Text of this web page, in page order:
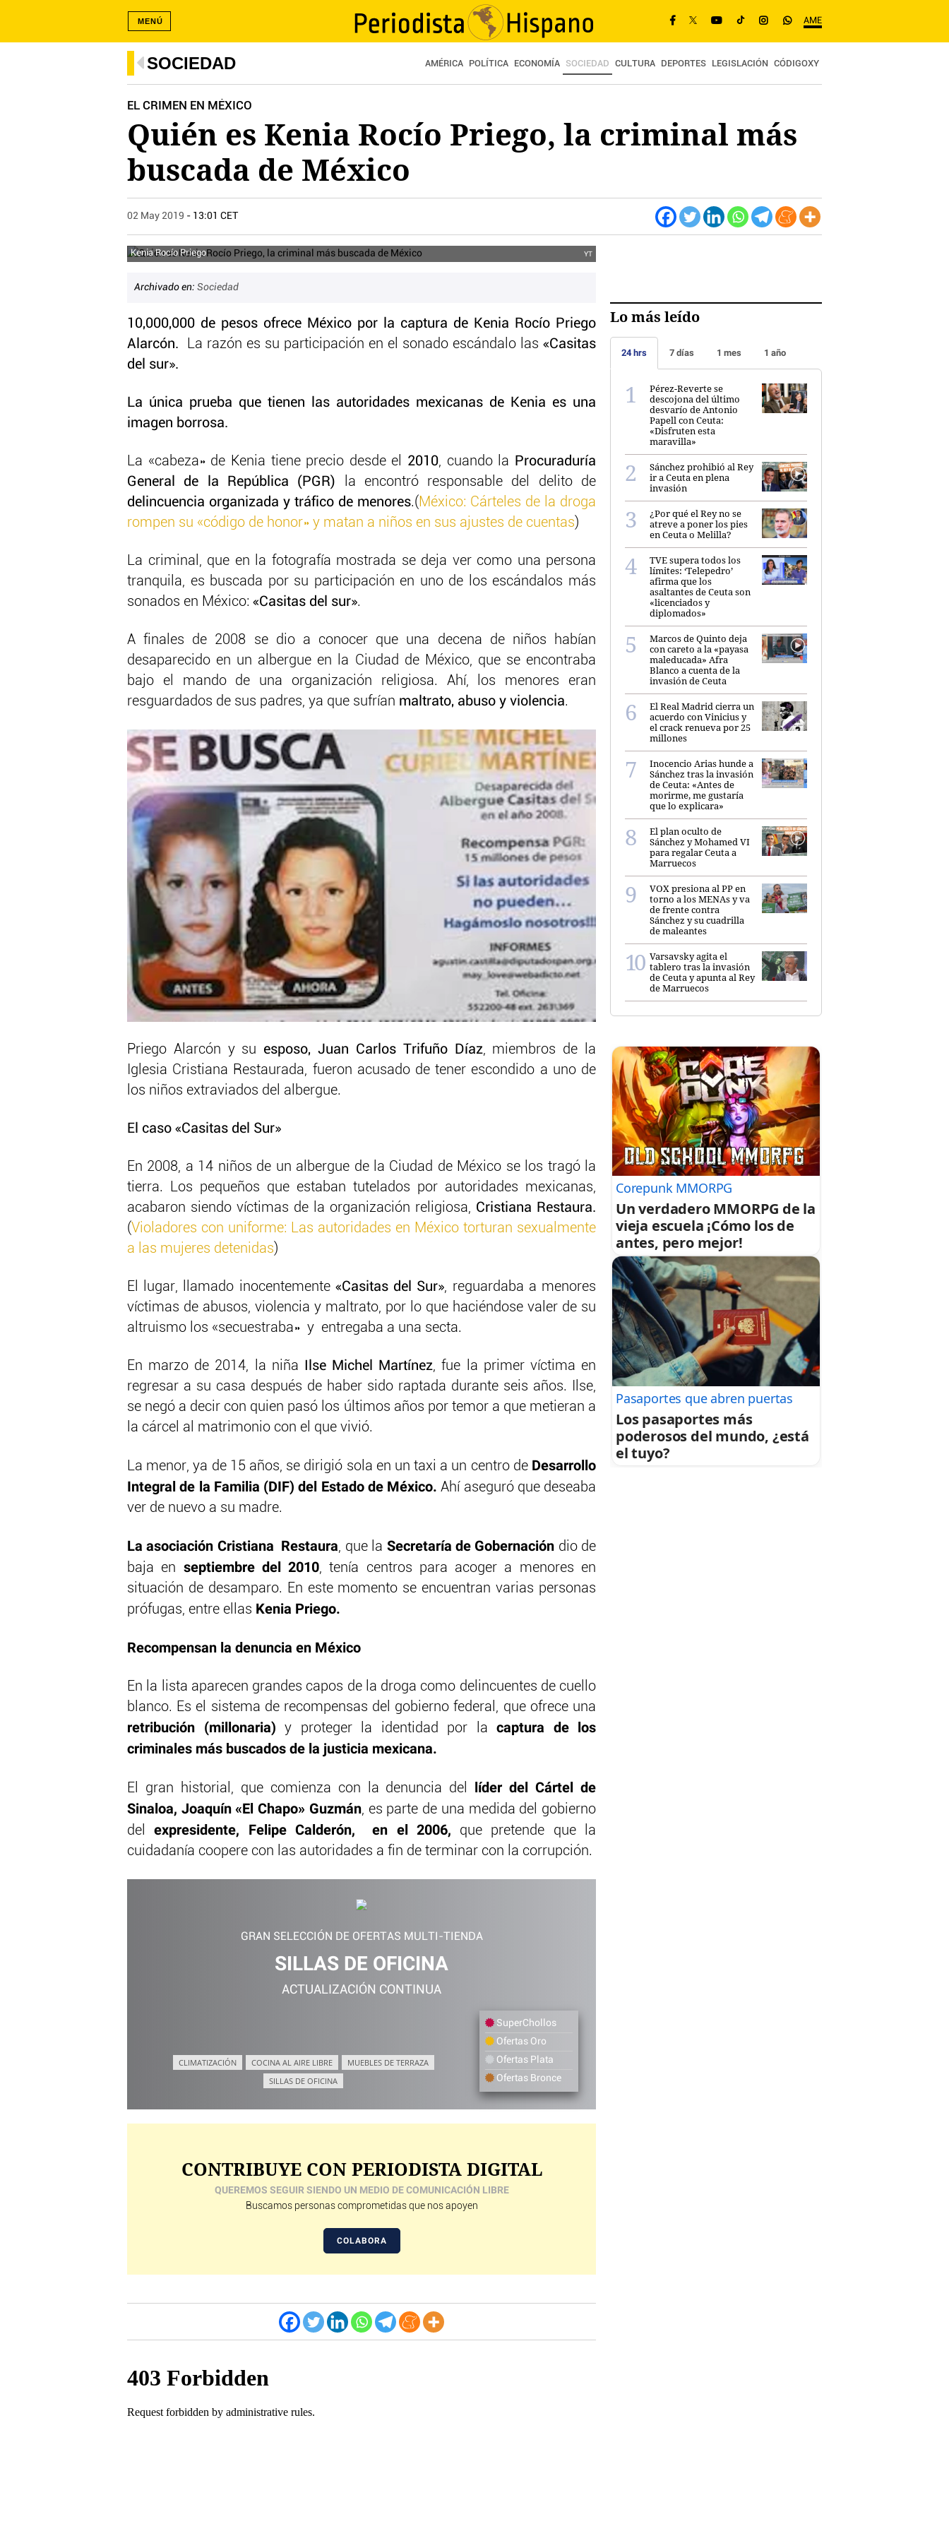
AME
MENÚ
SOCIEDAD AMÉRICA POLÍTICA ECONOMÍA SOCIEDAD CULTURA DEPORTES LEGISLACIÓN CÓDIGOXY
EL CRIMEN EN MÉXICO
Quién es Kenia Rocío Priego, la criminal más
buscada de México
02 May 2019 - 13:01 CET
Kenia Rocío Priego YT
Archivado en: Sociedad
10,000,000 de pesos ofrece México por la captura de Kenia Rocío Priego
Alarcón. La razón es su participación en el sonado escándalo las «Casitas
del sur».
La única prueba que tienen las autoridades mexicanas de Kenia es una
imagen borrosa.
La «cabeza» de Kenia tiene precio desde el 2010, cuando la Procuraduría
General de la República (PGR) la encontró responsable del delito de
delincuencia organizada y tráfico de menores.( México: Cárteles de la droga
rompen su «código de honor» y matan a niños en sus ajustes de cuentas)
La criminal, que en la fotografía mostrada se deja ver como una persona
tranquila, es buscada por su participación en uno de los escándalos más
sonados en México: «Casitas del sur».
A finales de 2008 se dio a conocer que una decena de niños habían
desaparecido en un albergue en la Ciudad de México, que se encontraba
bajo el mando de una organización religiosa. Ahí, los menores eran
resguardados de sus padres, ya que sufrían maltrato, abuso y violencia.
Priego Alarcón y su esposo, Juan Carlos Trifuño Díaz, miembros de la
Iglesia Cristiana Restaurada, fueron acusado de tener escondido a uno de
los niños extraviados del albergue.
El caso «Casitas del Sur»
En 2008, a 14 niños de un albergue de la Ciudad de México se los tragó la
tierra. Los pequeños que estaban tutelados por autoridades mexicanas,
acabaron siendo víctimas de la organización religiosa, Cristiana Restaura.
(Violadores con uniforme: Las autoridades en México torturan sexualmente
a las mujeres detenidas)
El lugar, llamado inocentemente «Casitas del Sur» , reguardaba a menores
víctimas de abusos, violencia y maltrato, por lo que haciéndose valer de su
altruismo los «secuestraba» y entregaba a una secta.
En marzo de 2014, la niña Ilse Michel Martínez , fue la primer víctima en
regresar a su casa después de haber sido raptada durante seis años. Ilse,
se negó a decir con quien pasó los últimos años por temor a que metieran a
la cárcel al matrimonio con el que vivió.
La menor, ya de 15 años, se dirigió sola en un taxi a un centro deDesarrollo
Integral de la Familia (DIF) del Estado de México. Ahí aseguró que deseaba
ver de nuevo a su madre.
La asociación Cristiana Restaura , que la Secretaría de Gobernación dio de
baja en septiembre del 2010 , tenía centros para acoger a menores en
situación de desamparo. En este momento se encuentran varias personas
prófugas, entre ellas Kenia Priego.
Recompensan la denuncia en México
En la lista aparecen grandes capos de la droga como delincuentes de cuello
blanco. Es el sistema de recompensas del gobierno federal, que ofrece una
retribución (millonaria) y proteger la identidad por la captura de los
criminales más buscados de la justicia mexicana.
El gran historial, que comienza con la denuncia del
líder del Cártel de
Sinaloa, Joaquín «El Chapo» Guzmán, es parte de una medida del gobierno
delexpresidente, Felipe Calderón, en el 2006, que pretende que la
cuidadanía coopere con las autoridades a fin de terminar con la corrupción.
GRAN SELECCIÓN DE OFERTAS MULTI-TIENDA
SILLAS DE OFICINA
ACTUALIZACIÓN CONTINUA
CLIMATIZACIÓN COCINA AL AIRE LIBRE
MUEBLES DE TERRAZA
SILLAS DE OFICINA
SuperChollos
Ofertas Oro
Ofertas Plata
Ofertas Bronce
CONTRIBUYE CON PERIODISTA DIGITAL
QUEREMOS SEGUIR SIENDO UN MEDIO DE COMUNICACIÓN LIBRE
Buscamos personas comprometidas que nos apoyen
COLABORA
Lo más leído
24 hrs 7 días 1 mes 1 año
Pérez-Reverte se
descojona del último
desvarío de Antonio
Papell con Ceuta:
«Disfruten esta
maravilla»
Sánchez prohibió al Rey
ir a Ceuta en plena
invasión
¿Por qué el Rey no se
atreve a poner los pies
en Ceuta o Melilla?
TVE supera todos los
límites: ‘Telepedro’
afirma que los
asaltantes de Ceuta son
«licenciados y
diplomados»
Marcos de Quinto deja
con careto a la «payasa
maleducada» Afra
Blanco a cuenta de la
invasión de Ceuta
El Real Madrid cierra un
acuerdo con Vinicius y
el crack renueva por 25
millones
Inocencio Arias hunde a
Sánchez tras la invasión
de Ceuta: «Antes de
morirme, me gustaría
que lo explicara»
El plan oculto de
Sánchez y Mohamed VI
para regalar Ceuta a
Marruecos
VOX presiona al PP en
torno a los MENAs y va
de frente contra
Sánchez y su cuadrilla
de maleantes
Varsavsky agita el
tablero tras la invasión
de Ceuta y apunta al Rey
de Marruecos
Corepunk MMORPG
Un verdadero MMORPG de la
vieja escuela ¡Cómo los de
antes, pero mejor!
Pasaportes que abren puertas
Los pasaportes más
poderosos del mundo, ¿está
el tuyo?